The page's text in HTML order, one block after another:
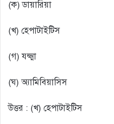
(ক) ডায়ারিয়া
(খ) হেপাটাইটিস
(গ) যক্ষ্মা
(ঘ) অ্যামিবিয়াসিস
উত্তর : (খ) হেপাটাইটিস